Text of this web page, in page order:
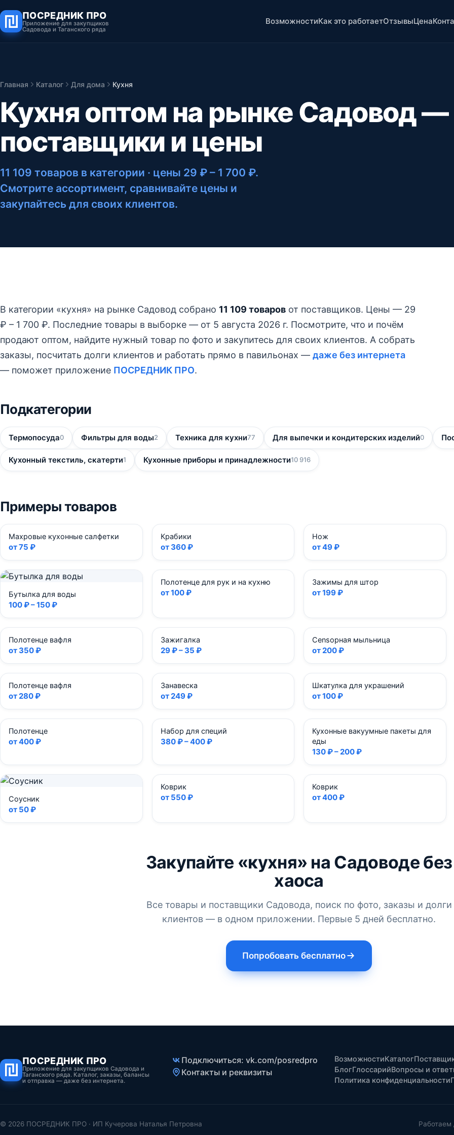
ПОСРЕДНИК ПРО
Приложение для закупщиков
Садовода и Таганского ряда
ВозможностиКак это работаетОтзывыЦена
Главная Каталог Для дома Кухня
Кухня оптом на рынке Садовод —
поставщики и цены
11 109 товаров в категории · цены 29 ₽ – 1 700 ₽.
Смотрите ассортимент, сравнивайте цены и
закупайтесь для своих клиентов.
В категории «кухня» на рынке Садовод собрано 11 109 товаров от поставщиков. Цены — 29
₽ – 1 700 ₽. Последние товары в выборке — от 5 августа 2026 г. Посмотрите, что и почём
продают оптом, найдите нужный товар по фото и закупитесь для своих клиентов. А собрать
заказы, посчитать долги клиентов и работать прямо в павильонах — даже без интернета
— поможет приложение ПОСРЕДНИК ПРО.
Подкатегории
Термопосуда0 Фильтры для воды2 Техника для кухни77 Для выпечки и кондитерских изделий0
Кухонный текстиль, скатерти1 Кухонные приборы и принадлежности10 916
Примеры товаров
Махровые кухонные салфетки
от 75 ₽
Крабики
от 360 ₽
Нож
от 49 ₽
Бутылка для воды
100 ₽ – 150 ₽
Полотенце для рук и на кухню
от 100 ₽
Зажимы для штор
от 199 ₽
Полотенце вафля
от 350 ₽
Зажигалка
29 ₽ – 35 ₽
Сensорная мыльница
от 200 ₽
Полотенце вафля
от 280 ₽
Занавеска
от 249 ₽
Шкатулка для украшений
от 100 ₽
Полотенце
от 400 ₽
Набор для специй
380 ₽ – 400 ₽
Кухонные вакуумные пакеты для
еды
130 ₽ – 200 ₽
Соусник
от 50 ₽
Коврик
от 550 ₽
Коврик
от 400 ₽
Закупайте «кухня» на Садоводе без
хаоса
Все товары и поставщики Садовода, поиск по фото, заказы и долги
клиентов — в одном приложении. Первые 5 дней бесплатно.
Попробовать бесплатно
ПОСРЕДНИК ПРО
Приложение для закупщиков Садовода и
Таганского ряда. Каталог, заказы, балансы
и отправка — даже без интернета.
Подключиться: vk.com/posredpro
Контакты и реквизиты
ВозможностиКаталог
БлогГлоссарийВопросы и
Политика конфиденциальности
© 2026 ПОСРЕДНИК ПРО · ИП Кучерова Наталья Петровна Работаем